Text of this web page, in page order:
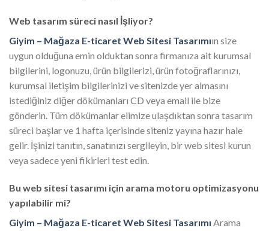
Web tasarım süreci nasıl İşliyor?
Giyim – Mağaza E-ticaret Web Sitesi Tasarımıın size
uygun olduğuna emin olduktan sonra firmanıza ait kurumsal
bilgilerini, logonuzu, ürün bilgilerizi, ürün fotoğraflarınızı,
kurumsal iletişim bilgilerinizi ve sitenizde yer almasını
istediğiniz diğer dökümanları CD veya email ile bize
gönderin. Tüm dökümanlar elimize ulaşdıktan sonra tasarım
süreci başlar ve 1 hafta içerisinde siteniz yayına hazır hale
gelir. İşinizi tanıtın, sanatınızı sergileyin, bir web sitesi kurun
veya sadece yeni fikirleri test edin.
Bu web sitesi tasarımı için arama motoru optimizasyonu
yapılabilir mi?
Giyim – Mağaza E-ticaret Web Sitesi Tasarımı Arama